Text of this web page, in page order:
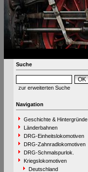
Suche
zur erweiterten Suche
Navigation
Geschichte & Hintergründe
Länderbahnen
DRG-Einheitslokomotiven
DRG-Zahnradlokomotiven
DRG-Schmalspurlok.
Kriegslokomotiven
Deutschland